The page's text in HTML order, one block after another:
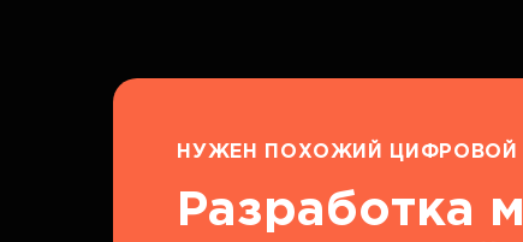
НУЖЕН ПОХОЖИЙ ЦИФРОВОЙ
Разработка